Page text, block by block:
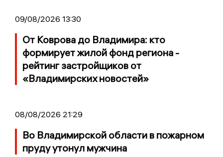
09/08/2026 13:30
От Коврова до Владимира: кто
формирует жилой фонд региона -
рейтинг застройщиков от
«Владимирских новостей»
08/08/2026 21:29
Во Владимирской области в пожарном
пруду утонул мужчина